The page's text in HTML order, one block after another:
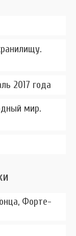
2017 года
мир.
Форте-